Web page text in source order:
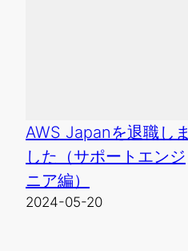
AWS Japanを退職しま
した（サポートエンジ
ニア編）
2024-05-20